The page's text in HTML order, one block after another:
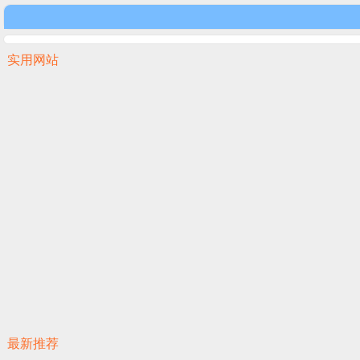
实用网站
最新推荐